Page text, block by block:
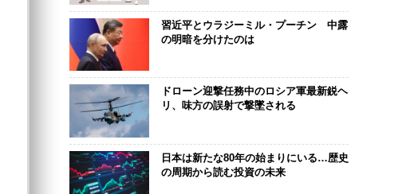
習近平とウラジーミル・プーチン 中露
の明暗を分けたのは
ドローン迎撃任務中のロシア軍最新鋭ヘ
リ、味方の誤射で撃墜される
日本は新たな80年の始まりにいる…歴史
の周期から読む投資の未来